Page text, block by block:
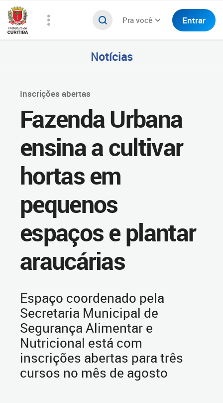
Pra você Entrar
Notícias
Inscrições abertas
Fazenda Urbana
ensina a cultivar
hortas em
pequenos
espaços e plantar
araucárias
Espaço coordenado pela
Secretaria Municipal de
Segurança Alimentar e
Nutricional está com
inscrições abertas para três
cursos no mês de agosto